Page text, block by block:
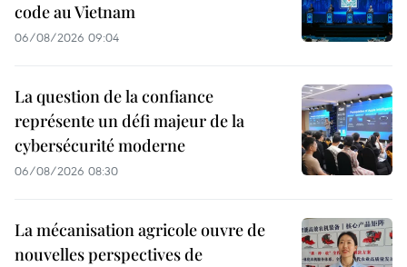
code au Vietnam
06/08/2026 09:04
La question de la confiance
représente un défi majeur de la
cybersécurité moderne
06/08/2026 08:30
La mécanisation agricole ouvre de
nouvelles perspectives de